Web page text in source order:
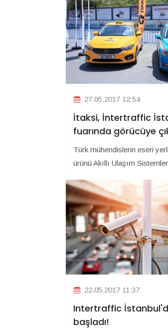
27.05.2017 12:54
İtaksi, İntertraffic
fuarında görücüye
Türk mühendislerin eseri
ürünü Akıllı Ulaşım
22.05.2017 11:37
Intertraffic
başladı!